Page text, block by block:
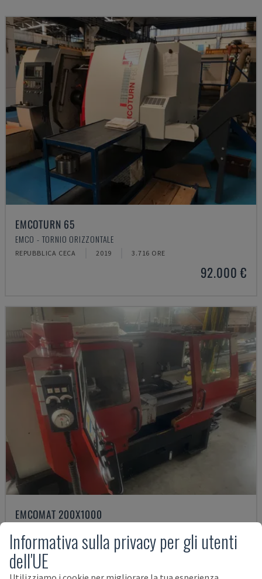
EMCOTURN 65
EMCO - TORNIO ORIZZONTALE
REPUBBLICA CECA 2019 3.716 ORE
92.000 €
EMCOMAT 200X1000
GERMANIA 2001
Informativa sulla privacy per gli utenti
dell'UE